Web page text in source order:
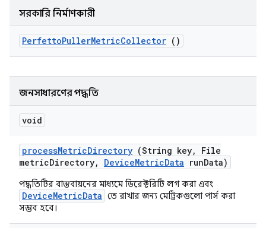
সরকারি নির্মাণকারী
PerfettoPullerMetricCollector ()
জনসাধারণের পদ্ধতি
void
processMetricDirectory (String key,
File
metricDirectory, DeviceMetricData runData)
পদ্ধতিটির বাস্তবায়নের মাধ্যমে ডিরেক্টরিটি লগ করা এবং
DeviceMetricData তে রাখার জন্য মেট্রিকগুলো পার্স করা
সম্ভব হবে।